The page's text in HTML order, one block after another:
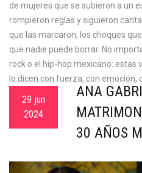
de mujeres que se subieron a un
rompieron reglas y siguieron
que las marcaron, los choques
que nadie puede borrar. No
rock o el hip-hop mexicano: estas
lo dicen con fuerza, con emoción,
29 jun
2024
ANA
30 AÑOS